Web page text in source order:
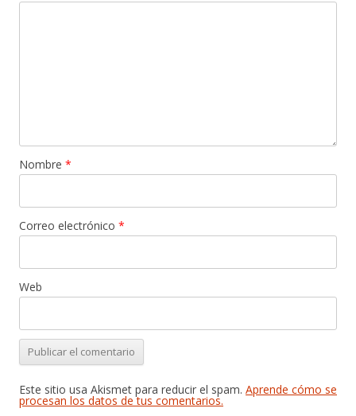
Nombre *
Correo electrónico *
Web
Este sitio usa Akismet para reducir el spam. Aprende cómo se
procesan los datos de tus comentarios.